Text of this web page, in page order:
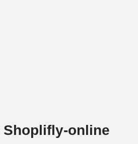
Shoplifly-online